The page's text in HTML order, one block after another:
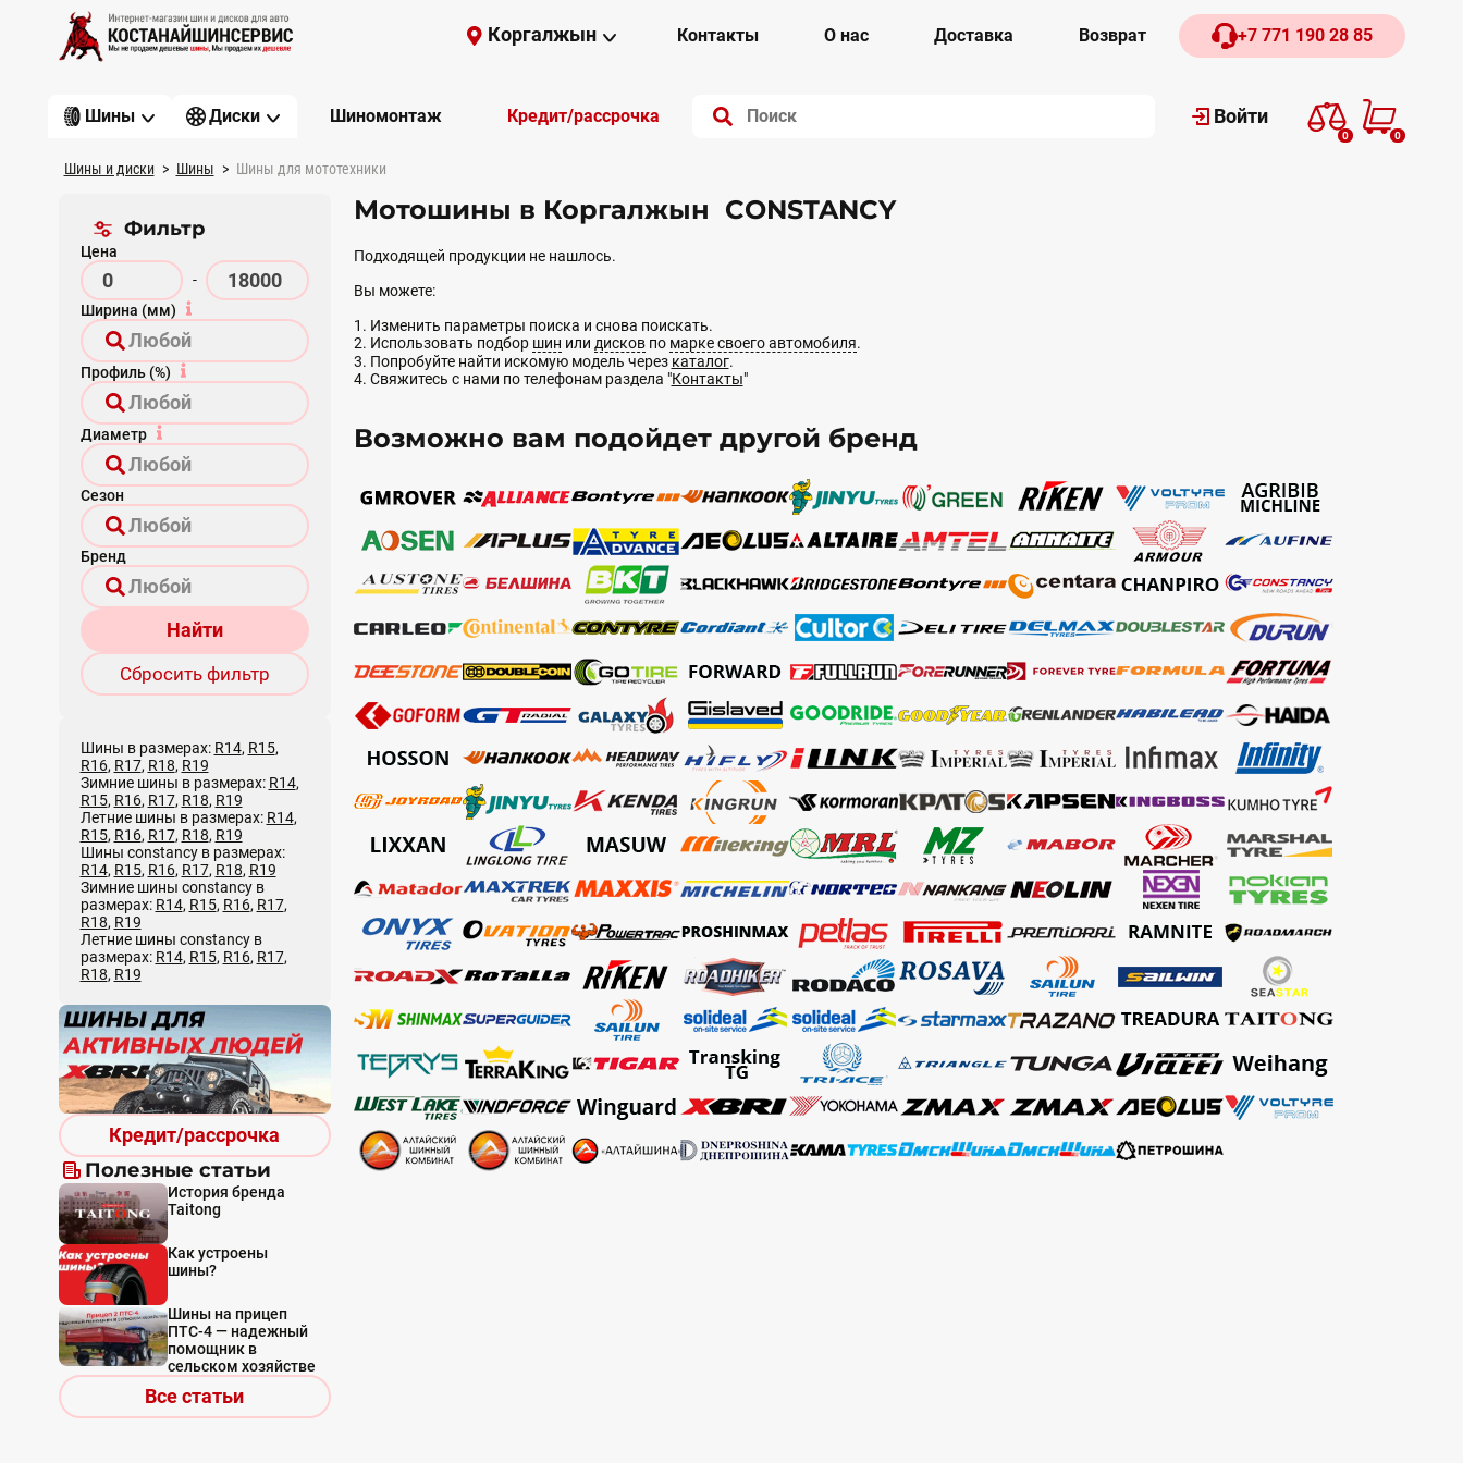
Коргалжын Контакты О нас Доставка Возврат +7 771 190 28 85
Шины Диски Шиномонтаж Кредит/рассрочка Войти
0 0
Шины и диски Шины Шины для мототехники
Фильтр
Цена
-
Ширина (мм)
Профиль (%)
Диаметр
Сезон
Бренд
Найти
Сбросить фильтр
Шины в размерах: R14, R15,
R16, R17, R18, R19
Зимние шины в размерах: R14,
R15, R16, R17, R18, R19
Летние шины в размерах: R14,
R15, R16, R17, R18, R19
Шины constancy в размерах:
R14, R15, R16, R17, R18, R19
Зимние шины constancy в
размерах: R14, R15, R16, R17,
R18, R19
Летние шины constancy в
размерах: R14, R15, R16, R17,
R18, R19
Кредит/рассрочка
Полезные статьи
История бренда
Taitong
Как устроены
шины?
Шины на прицеп
ПТС-4 — надежный
помощник в
сельском хозяйстве
Все статьи
Мотошины в Коргалжын CONSTANCY
Подходящей продукции не нашлось.
Вы можете:
1. Изменить параметры поиска и снова поискать.
2. Использовать подбор шин или дисковпо марке своего автомобиля.
3. Попробуйте найти искомую модель через каталог.
4. Свяжитесь с нами по телефонам раздела "Контакты"
Возможно вам подойдет другой бренд